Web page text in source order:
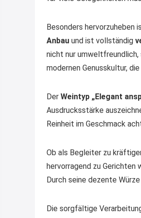
Besonders hervorzuheben
Anbau und ist vollständig
nicht nur
modernen Genusskultur,
Der Weintyp „Elegant
Ausdrucksstärke
Reinheit im Geschmack
Ob als Begleiter zu
hervorragend zu Gerichten
Durch seine dezente
Die sorgfältige